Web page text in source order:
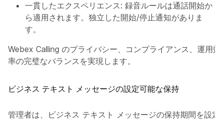
一貫したエクスペリエンス: 録音ルールは通話開始か
ら適用されます。独立した開始/停止通知がありま
す。
Webex Calling のプライバシー、コンプライアンス、運用効
率の完璧なバランスを実現します。
ビジネス テキスト メッセージの設定可能な保持
管理者は、ビジネス テキスト メッセージの保持期間を設定